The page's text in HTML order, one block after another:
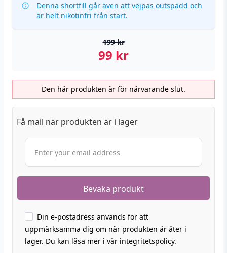
Denna shortfill går även att vejpas outspädd och
är helt nikotinfri från start.
199kr
99 kr
Den här produkten är för närvarande slut.
Få mail när produkten är i lager
Din e-postadress används för att
uppmärksamma dig om när produkten är åter i
lager. Du kan läsa mer i vår integritetspolicy.